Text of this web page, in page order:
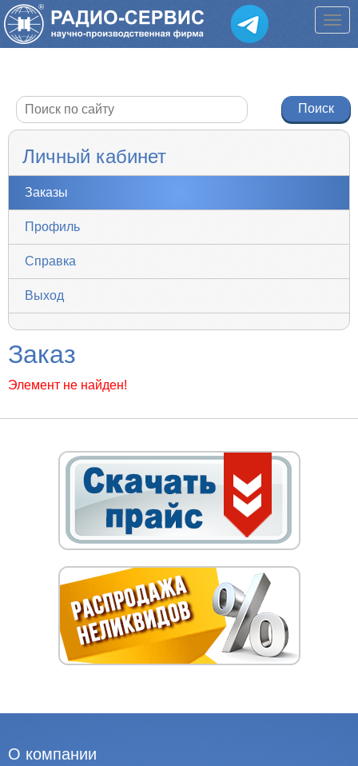
Личный кабинет
Заказы
Профиль
Справка
Выход
Заказ
Элемент не найден!
О компании